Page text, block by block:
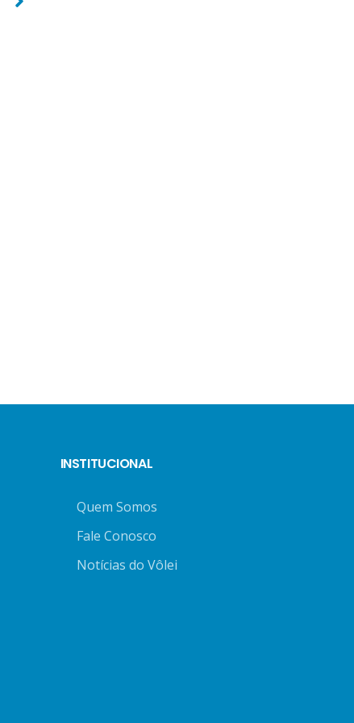
INSTITUCIONAL
Quem Somos
Fale Conosco
Notícias do Vôlei